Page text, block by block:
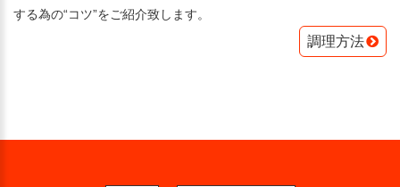
する為の“コツ”をご紹介致します。
調理方法